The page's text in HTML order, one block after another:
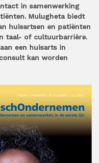
in samenwerking
Mulugheta biedt
huisartsen en patiënten
taal- of cultuurbarrière.
een huisarts in
kan worden